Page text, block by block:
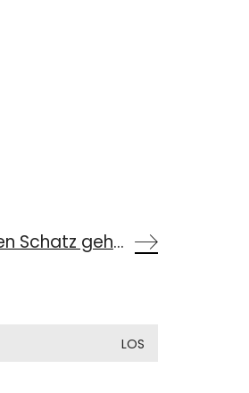
Erika Eichenseer hat einen neuen Schatz gehoben